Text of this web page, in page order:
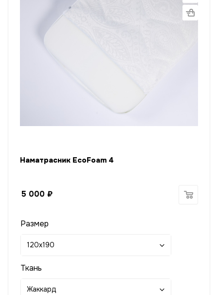
Наматрасник EcoFoam 4
5 000 ₽
Размер
120x190
Ткань
Жаккард